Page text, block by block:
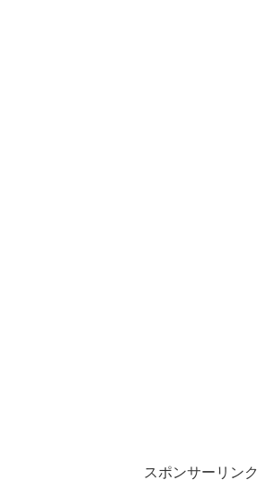
スポンサーリンク